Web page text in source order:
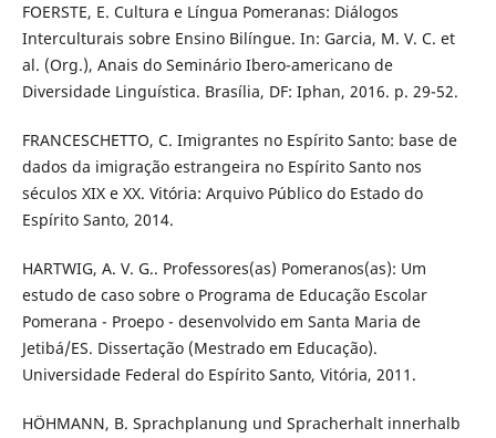
FOERSTE, E. Cultura e Língua Pomeranas: Diálogos
Interculturais sobre Ensino Bilíngue. In: Garcia, M. V. C. et
al. (Org.), Anais do Seminário Ibero-americano de
Diversidade Linguística. Brasília, DF: Iphan, 2016. p. 29-52.
FRANCESCHETTO, C. Imigrantes no Espírito Santo: base de
dados da imigração estrangeira no Espírito Santo nos
séculos XIX e XX. Vitória: Arquivo Público do Estado do
Espírito Santo, 2014.
HARTWIG, A. V. G.. Professores(as) Pomeranos(as): Um
estudo de caso sobre o Programa de Educação Escolar
Pomerana - Proepo - desenvolvido em Santa Maria de
Jetibá/ES. Dissertação (Mestrado em Educação).
Universidade Federal do Espírito Santo, Vitória, 2011.
HÖHMANN, B. Sprachplanung und Spracherhalt innerhalb